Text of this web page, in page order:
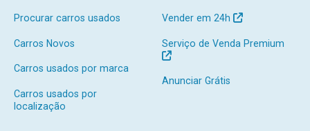
Procurar carros usados
Carros Novos
Carros usados por marca
Carros usados por
localização
Vender em 24h
Serviço de Venda Premium
Anunciar Grátis